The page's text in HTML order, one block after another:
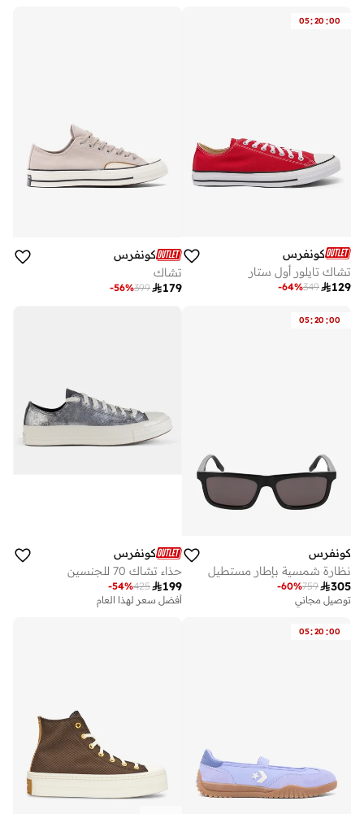
05:20 :00
كونفرس
تشاك تايلور أول ستار
129
349
-64%
كونفرس
تشاك
179
399
-56%
05:20 :00
كونفرس
نظارة شمسية بإطار مستطيل
305
759
-60%
توصيل مجاني
كونفرس
حذاء تشاك 70 للجنسين
199
425
-54%
أفضل سعر لهذا العام
05:20 :00